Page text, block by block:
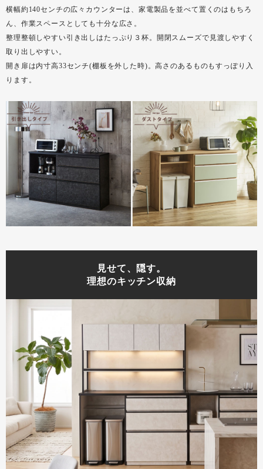
横幅約140センチの広々カウンターは、家電製品を並べて置くのはもちろ
ん、作業スペースとしても十分な広さ。
整理整頓しやすい引き出しはたっぷり３杯。開閉スムーズで見渡しやすく
取り出しやすい。
開き扉は内寸高33センチ(棚板を外した時)。高さのあるものもすっぽり入
ります。
見せて、隠す。
理想のキッチン収納